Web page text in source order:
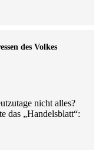
des Volkes
nicht alles?
das „Handelsblatt“: